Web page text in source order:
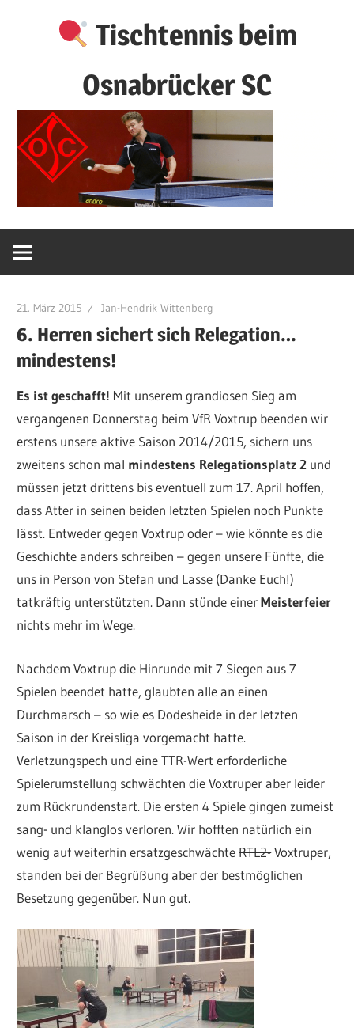
Tischtennis beim
Osnabrücker SC
21. März 2015 Jan-Hendrik Wittenberg
6. Herren sichert sich Relegation…
mindestens!
Es ist geschafft! Mit unserem grandiosen Sieg am
vergangenen Donnerstag beim VfR Voxtrup beenden wir
erstens unsere aktive Saison 2014/2015, sichern uns
zweitens schon mal mindestens Relegationsplatz 2 und
müssen jetzt drittens bis eventuell zum 17. April hoffen,
dass Atter in seinen beiden letzten Spielen noch Punkte
lässt. Entweder gegen Voxtrup oder – wie könnte es die
Geschichte anders schreiben – gegen unsere Fünfte, die
uns in Person von Stefan und Lasse (Danke Euch!)
tatkräftig unterstützten. Dann stünde einerMeisterfeier
nichts mehr im Wege.
Nachdem Voxtrup die Hinrunde mit 7 Siegen aus 7
Spielen beendet hatte, glaubten alle an einen
Durchmarsch – so wie es Dodesheide in der letzten
Saison in der Kreisliga vorgemacht hatte.
Verletzungspech und eine TTR-Wert erforderliche
Spielerumstellung schwächten die Voxtruper aber leider
zum Rückrundenstart. Die ersten 4 Spiele gingen zumeist
sang- und klanglos verloren. Wir hofften natürlich ein
wenig auf weiterhin ersatzgeschwächteRTL2-Voxtruper,
standen bei der Begrüßung aber der bestmöglichen
Besetzung gegenüber. Nun gut.